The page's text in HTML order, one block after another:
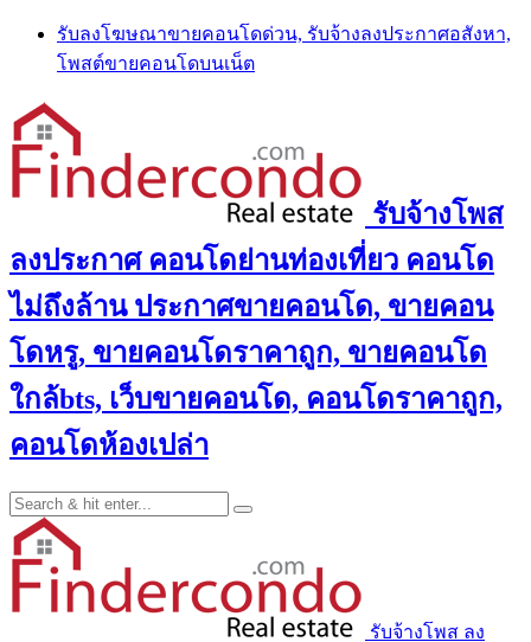
Skip
content
รับลงโฆษณาขายคอนโดด่วน, รับจ้างลงประกาศอสังหา,
โพสต์ขายคอนโดบนเน็ต
รับจ้างโพส
ลงประกาศ คอนโดย่านท่องเที่ยว คอนโด
ไม่ถึงล้าน ประกาศขายคอนโด, ขายคอน
โดหรู, ขายคอนโดราคาถูก, ขายคอนโด
ใกล้bts, เว็บขายคอนโด, คอนโดราคาถูก,
คอนโดห้องเปล่า
รับจ้างโพส ลง